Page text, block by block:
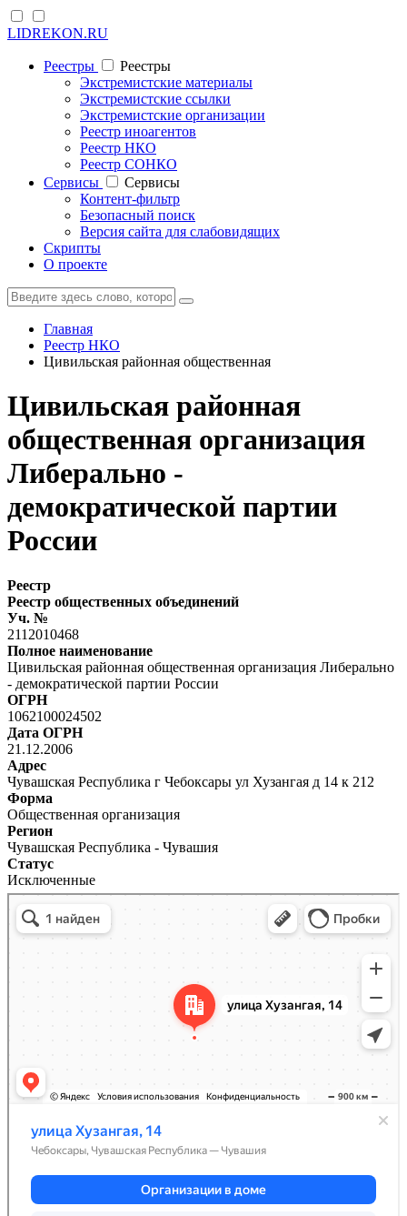
LIDREKON.RU
Реестры
Реестры
Экстремистские материалы
Экстремистские ссылки
Экстремистские организации
Реестр иноагентов
Реестр НКО
Реестр СОНКО
Cервисы
Cервисы
Контент-фильтр
Безопасный поиск
Версия сайта для слабовидящих
Скрипты
О проекте
Главная
Реестр НКО
Цивильская районная общественная
Цивильская районная
общественная организация
Либерально -
демократической партии
России
Реестр
Реестр общественных объединений
Уч. №
2112010468
Полное наименование
Цивильская районная общественная организация Либерально
- демократической партии России
ОГРН
1062100024502
Дата ОГРН
21.12.2006
Адрес
Чувашская Республика г Чебоксары ул Хузангая д 14 к 212
Форма
Общественная организация
Регион
Чувашская Республика - Чувашия
Статус
Исключенные